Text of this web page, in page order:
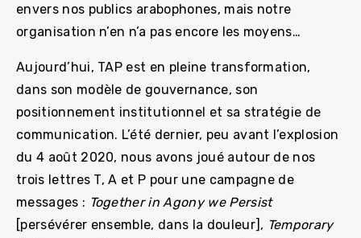
envers nos publics arabophones, mais notre
organisation n’en n’a pas encore les moyens…
Aujourd’hui, TAP est en pleine transformation,
dans son modèle de gouvernance, son
positionnement institutionnel et sa stratégie de
communication. L’été dernier, peu avant l’explosion
du 4 août 2020, nous avons joué autour de nos
trois lettres T, A et P pour une campagne de
messages : Together in Agony we Persist
[persévérer ensemble, dans la douleur], Temporary